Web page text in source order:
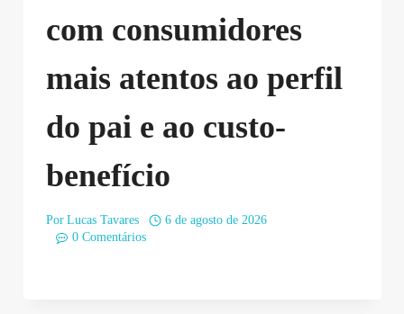
com consumidores
mais atentos ao perfil
do pai e ao custo-
benefício
Por Lucas Tavares
6 de agosto de 2026
0 Comentários